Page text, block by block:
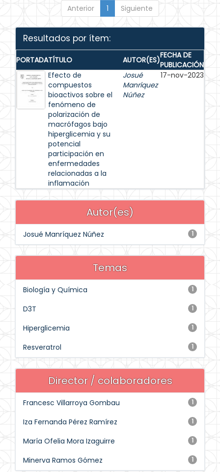
Anterior 1 Siguiente
Resultados por ítem:
PORTADATÍTULO AUTOR(ES)FECHA DE
PUBLICACIÓN
Efecto de
compuestos
bioactivos sobre el
fenómeno de
polarización de
macrófagos bajo
hiperglicemia y su
potencial
participación en
enfermedades
relacionadas a la
inflamación
Josué
Manríquez
Núñez
17-nov-2023
Autor(es)
1
Josué Manríquez Núñez
Temas
1
Biología y Química
1
D3T
1
Hiperglicemia
1
Resveratrol
Director / colaboradores
1
Francesc Villarroya Gombau
1
Iza Fernanda Pérez Ramírez
1
María Ofelia Mora Izaguirre
1
Minerva Ramos Gómez